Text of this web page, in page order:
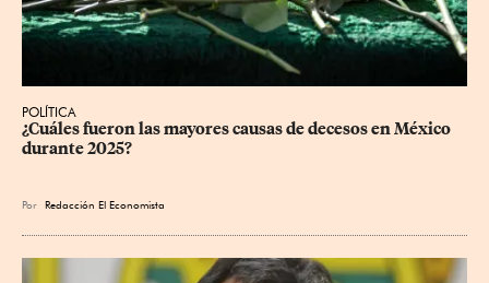
POLÍTICA
¿Cuáles fueron las mayores causas de decesos en México
durante 2025?
Por Redacción El Economista